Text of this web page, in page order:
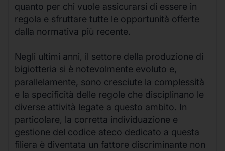
quanto per chi vuole assicurarsi di essere in
regola e sfruttare tutte le opportunità offerte
dalla normativa più recente.
Negli ultimi anni, il settore della produzione di
bigiotteria si è notevolmente evoluto e,
parallelamente, sono cresciute la complessità
e la specificità delle regole che disciplinano le
diverse attività legate a questo ambito. In
particolare, la corretta individuazione e
gestione del codice ateco dedicato a questa
filiera è diventata un fattore discriminante non